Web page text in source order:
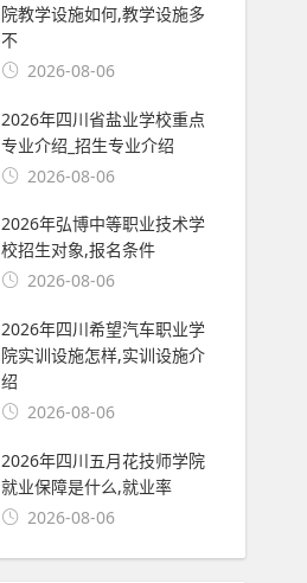
院教学设施如何,教学设施多
不
2026-08-06
2026年四川省盐业学校重点
专业介绍_招生专业介绍
2026-08-06
2026年弘博中等职业技术学
校招生对象,报名条件
2026-08-06
2026年四川希望汽车职业学
院实训设施怎样,实训设施介
绍
2026-08-06
2026年四川五月花技师学院
就业保障是什么,就业率
2026-08-06